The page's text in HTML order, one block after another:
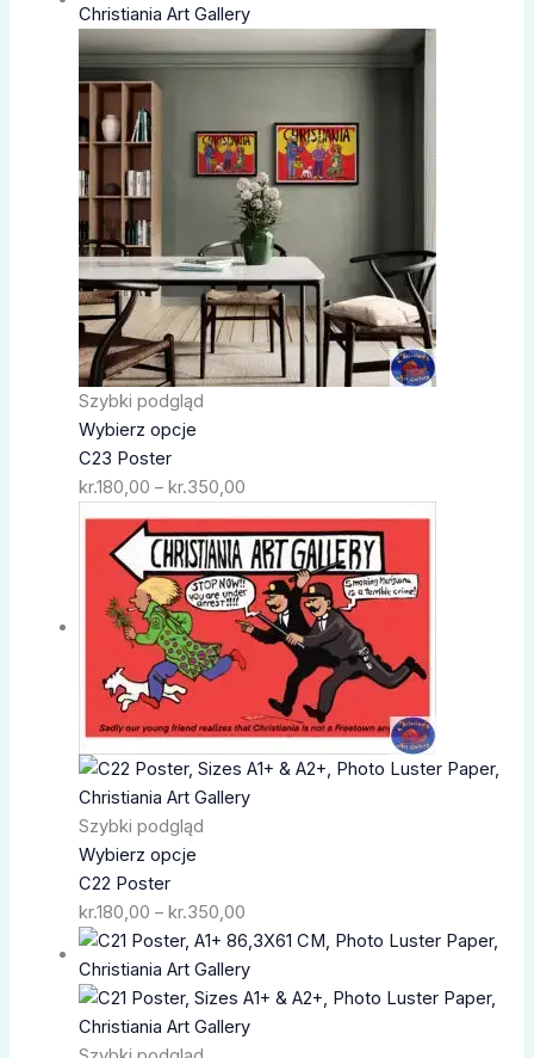
Szybki podgląd
Wybierz opcje
C23 Poster
kr.180,00 – kr.350,00
cen:
kr.180,00
kr.350,00
Szybki podgląd
Wybierz opcje
C22 Poster
kr.180,00 – kr.350,00
Zakres
cen:
od
kr.180,00
do
kr.350,00
Zakres
cen:
od
kr.180,00